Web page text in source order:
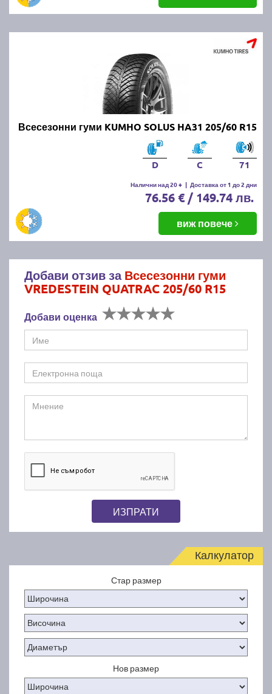
Всесезонни гуми KUMHO SOLUS HA31 205/60 R15
D C 71
Налични над 20 + | Доставка от 1 до 2 дни
76.56 € / 149.74 лв.
виж повече
Добави отзив заВсесезонни гуми
VREDESTEIN QUATRAC 205/60 R15
Добави оценка
ИЗПРАТИ
Калкулатор
Стар размер
Нов размер